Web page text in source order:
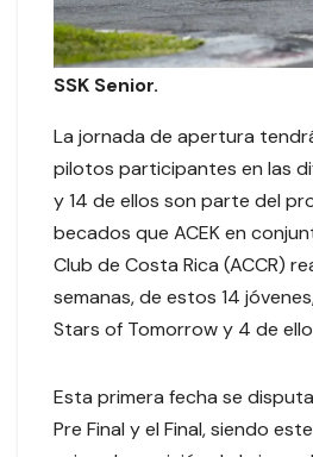
SSK Senior.
La jornada de apertura
pilotos participantes en las
y 14 de ellos son parte del
becados que ACEK en
Club de Costa Rica (ACCR)
semanas, de estos 14
Stars of Tomorrow y 4 de
Esta primera fecha se
Pre Final y el Final, siendo